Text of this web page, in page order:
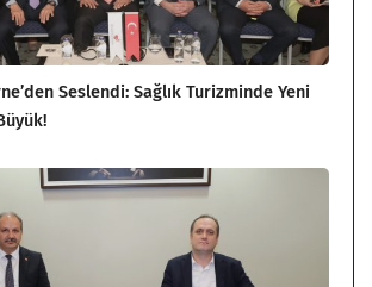
Seslendi: Sağlık Turizminde Yeni